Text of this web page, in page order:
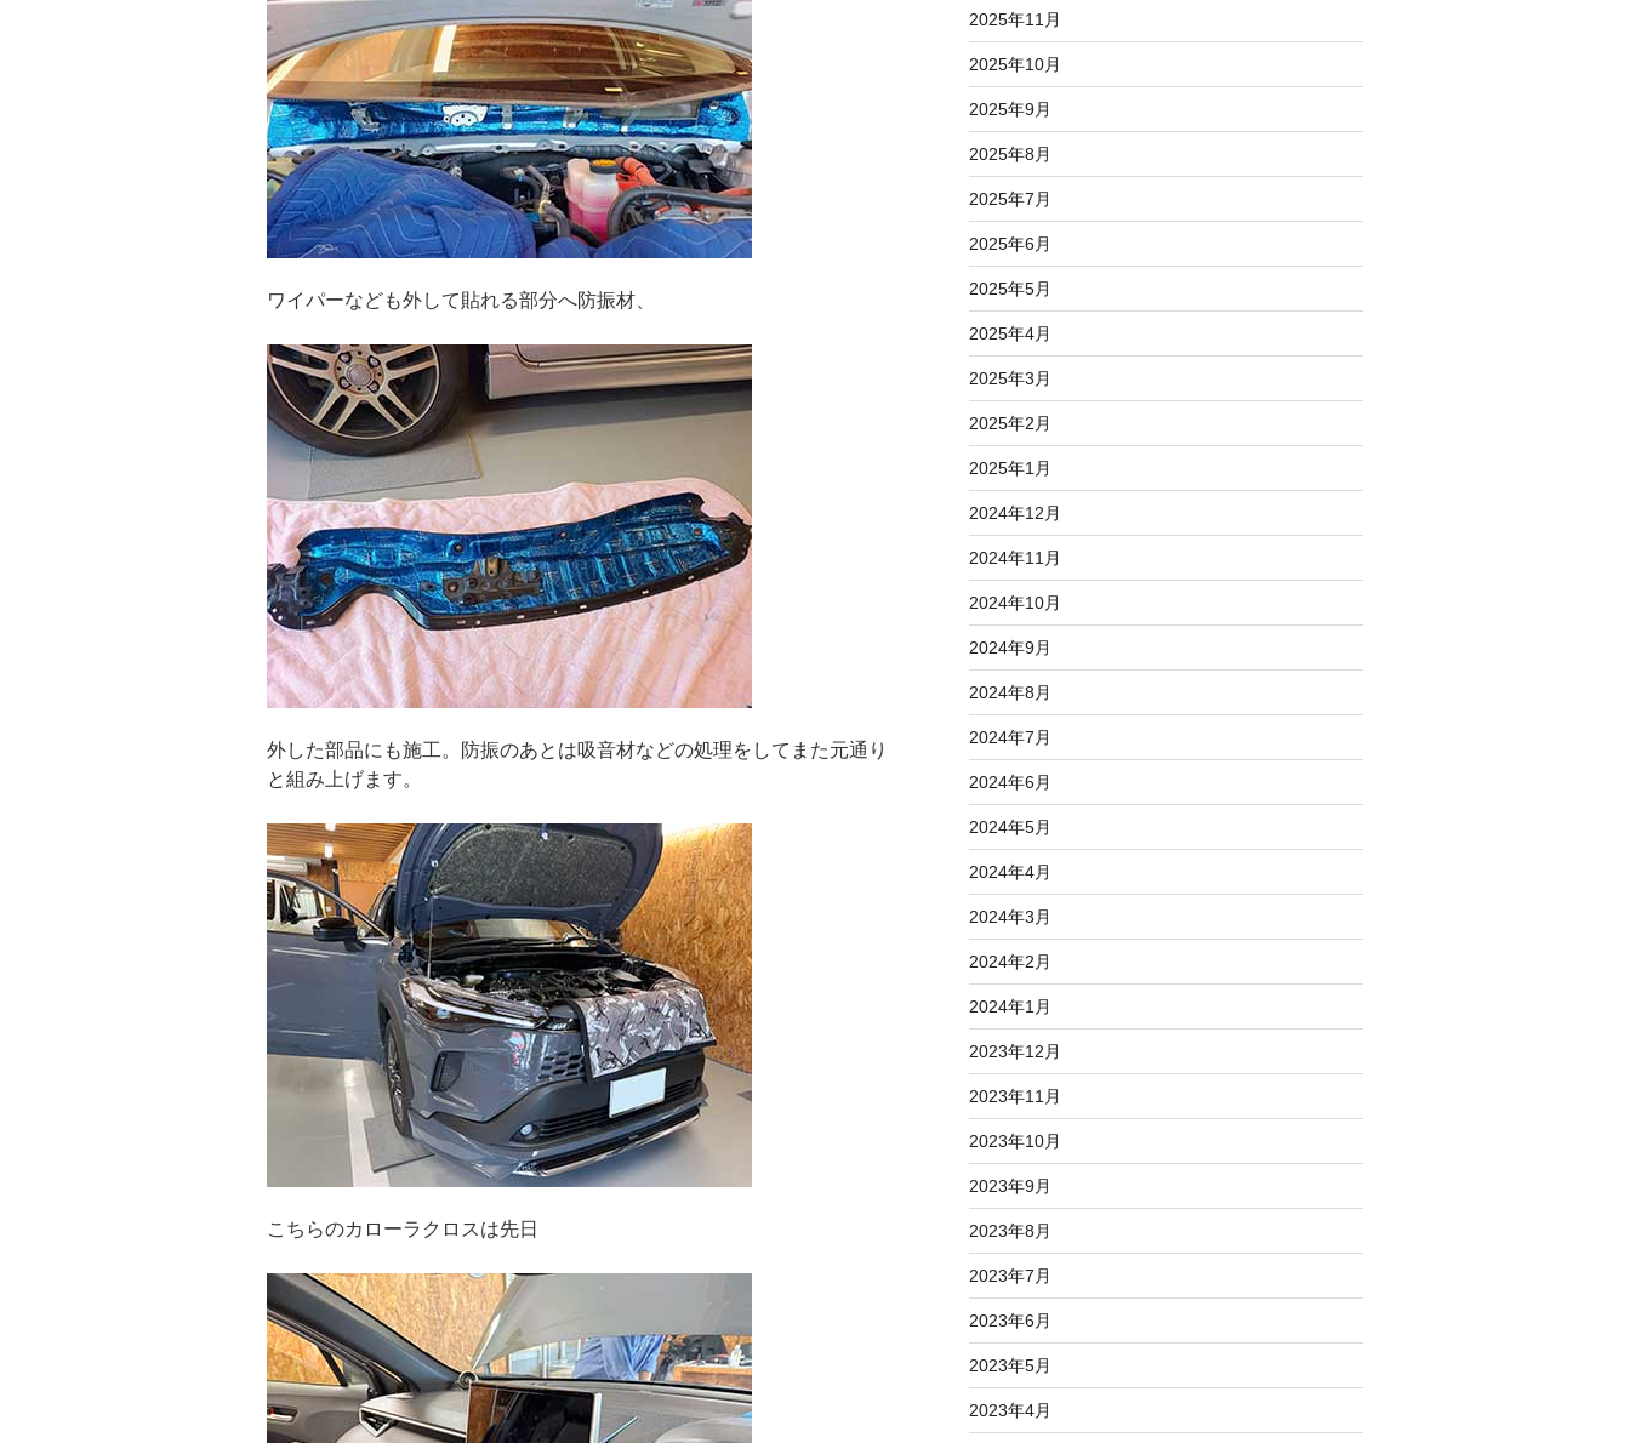
ワイパーなども外して貼れる部分へ防振材、
外した部品にも施工。防振のあとは吸音材などの処理をしてまた元通り
と組み上げます。
こちらのカローラクロスは先日
2025年11月
2025年10月
2025年9月
2025年8月
2025年7月
2025年6月
2025年5月
2025年4月
2025年3月
2025年2月
2025年1月
2024年12月
2024年11月
2024年10月
2024年9月
2024年8月
2024年7月
2024年6月
2024年5月
2024年4月
2024年3月
2024年2月
2024年1月
2023年12月
2023年11月
2023年10月
2023年9月
2023年8月
2023年7月
2023年6月
2023年5月
2023年4月